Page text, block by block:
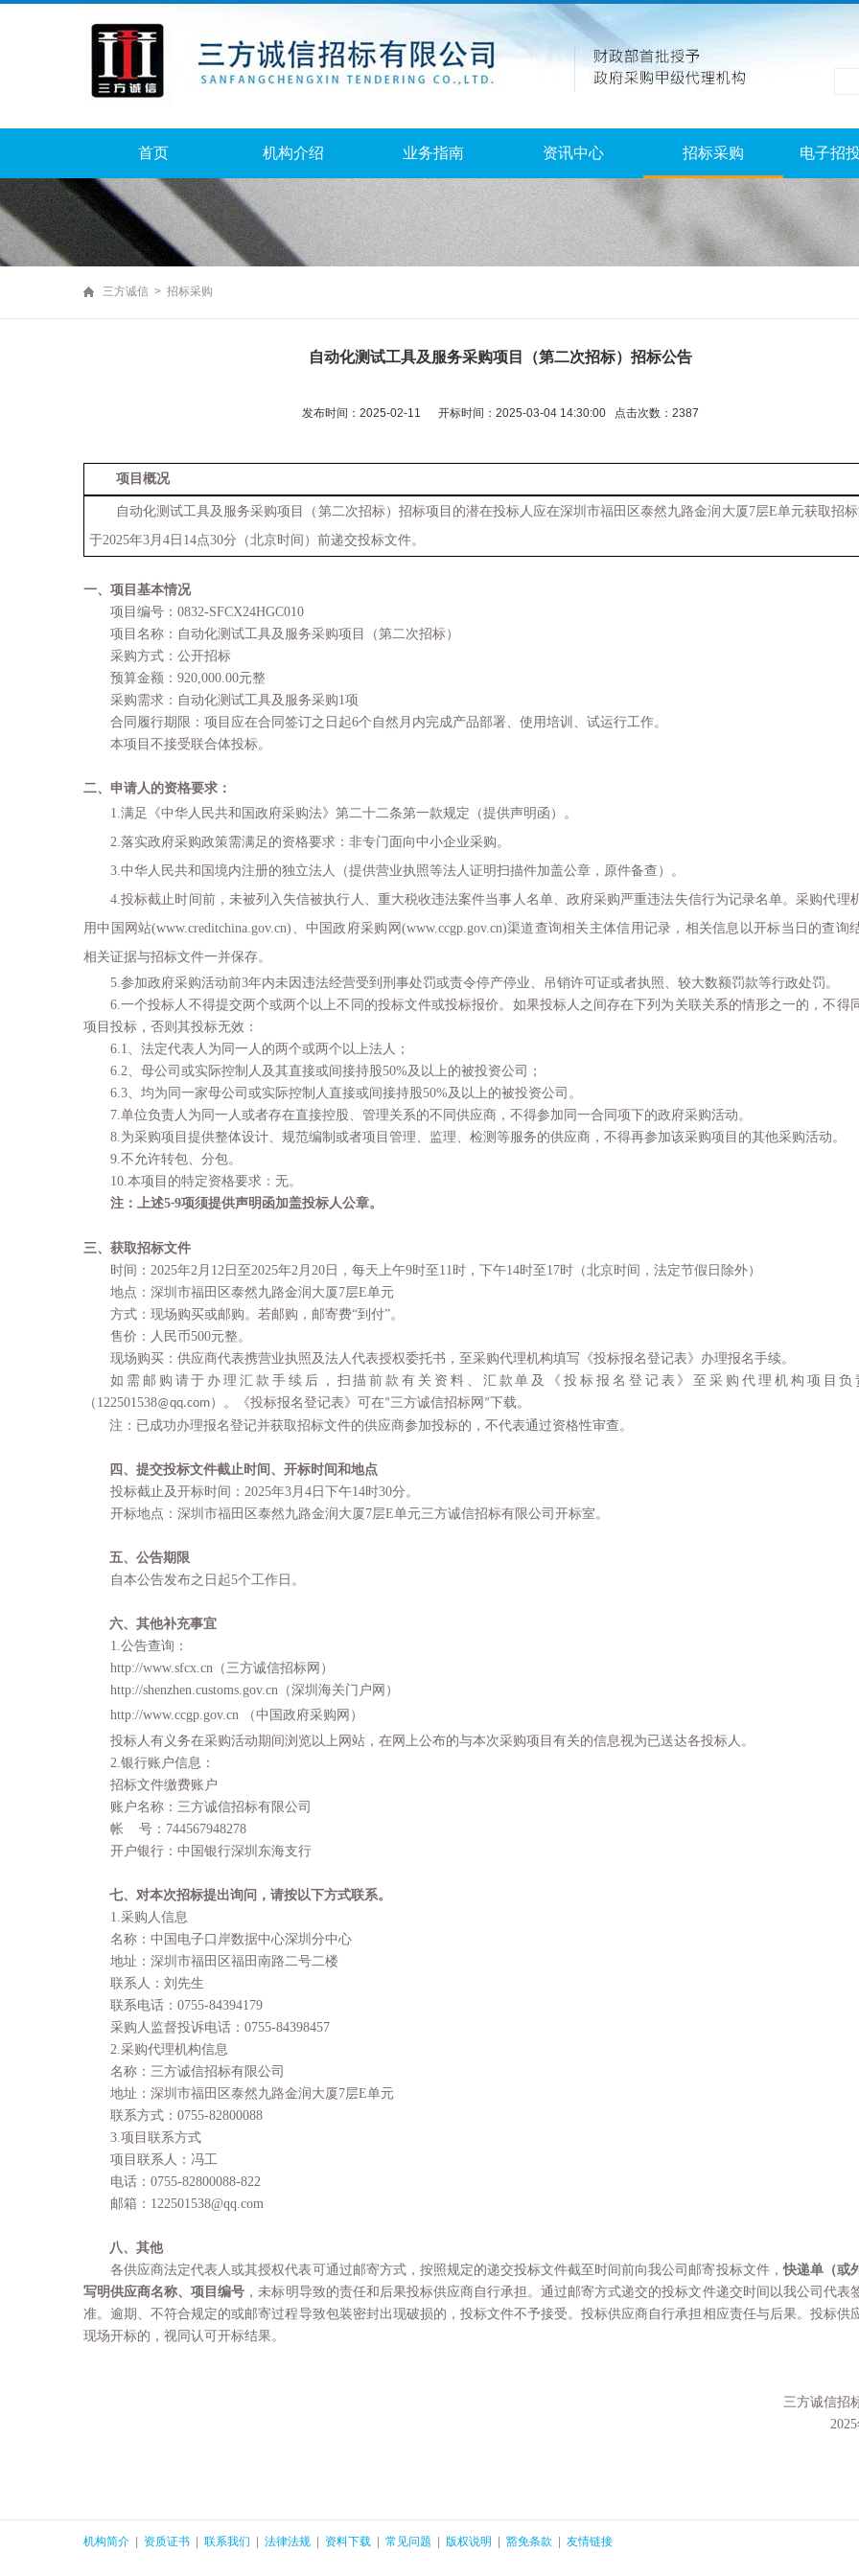
首页 机构介绍 业务指南 资讯中心 招标采购 电子招
三方诚信 > 招标采购
自动化测试工具及服务采购项目（第二次招标）招标公告
发布时间：2025-02-11 开标时间：2025-03-04 14:30:00 点击次数：2387
项目概况
自动化测试工具及服务采购项目（第二次招标） 招标项目的潜在投标人应在深圳市福田区泰然九路金润大厦 7层E单元获取招
于2025年3月 4 日 14点30分（北京时间）前递交投标文件。
一、项目基本情况
项目编号： 0832-SFCX24HGC010
项目名称 ： 自动化测试工具及服务采购项目（第二次招标）
采购方式：公开招标
预算金额： 920,000.00元整
采购需求： 自动化测试工具及服务采购1项
合同履行期限：项目应在合同签订之日起6个自然月内完成产品部署、使用培训、试运行工作。
本项目不接受联合体投标。
二、申请人的资格要求 ：
1.满足《中华人 民共和国政府采购法》第二十二条第一款规定（提供声明函）。
2.落实政府采购政策需满足的资格要求：非专门面向中小企业采购。
3.中华人民共和国境内注册的独立法人（提供营业执照等法人证明扫描件加盖公章，原件备查）。
4.投标截止时间前，未被列入失信被执行人、重大税收违法案件当事人名单、政府采购严重违法失信行为记录名单。采购代理
用中国网站(www.creditchina.gov.cn) 、中国政府采购网 (www.ccgp.gov.cn)渠道查询相关主体信用记录，相关信息以开标当日的查询
相关证据与招标文件一并保存。
5.参加政府采购活动前3年内未因违法经营受到刑事处罚或责令停产停业、吊销许可证或者执照、较大数额罚款等行政处罚。
6.一个投标人不得提交两个或两个以上不同的投标文件或投标报价。如果投标人之间存在下列为关联关系的情形之一的，不得
项目投标，否则其投标无效：
6.1、法定代表人为同一人的两个或两个以上法人；
6.2、母公司或实际控制人及其直接或间接持股50%及以上的被投资公司；
6.3、均为同一家母公司或实际控制人直接或间接持股50%及以上的被投资公司。
7.单位负责人为同一人或者存在直接控股、管理关系的不同供应商，不得参加同一合同项下的政府采购活动。
8.为采购项目提供整体设计、规范编制或者项目管理、监理、检测等服务的供应商，不得再参加该采购项目的其他采购活动。
9.不允许转包、分包。
10.本项目的特定资格要求：无。
注：上述5-9项须提供声明函加盖投标人公章。
三、获取招标文件
时间： 2025年2月 12 日至2025年2月 20 日，每天上午9时至 11时，下午14时至 17时（北京时间，法定节假日除外）
地点：深圳市福田区泰然九路金润大厦 7层E单元
方式：现场购买或邮购。若邮购，邮寄费“到付”。
售价：人民币500元整。
现场购买：供应商代表携营业执照及法人代表授权委托书，至采购代理机构填写《投标报名登记表》办理报名手续。
如需 邮购请于办理汇款手续后，扫描前款有关资料、汇款单及 《投标报名登记表》 至采购代理机构项目负
（ 122501538@qq.com）。《投标报名登记表》可在“三方诚信招标网 ”下载。
注：已成功办理报名登记并获取招标文件的供应商参加投标的，不代表通过资格性审查。
四、提交投标文件截止时间、开标时间和地点
投标截止及开标时间： 2025年3月 4 日下午14时30分。
开标地点：深圳市福田区泰然九路金润大厦 7层E单元三方诚信招标有限公司开标室。
五、公告期限
自本公告发布之日起5个工作日。
六、其他补充事宜
1.公告查询：
http://www.sfcx.cn （三方诚信招标网）
http://shenzhen.customs.gov.cn （深圳海关门户网）
http://www.ccgp.gov.cn
（中国政府采购网）
投标人有义务在采购活动期间浏览以上网站，在网上公布的与本次采购项目有关的信息视为已送达各投标人。
2.银行账户信息：
招标文件缴费账户
账户名称：三方诚信招标有限公司
帐
号： 744567948278
开户银行：中国银行深圳东海支行
七、对本次招标提出询问，请按以下方式联系。
1.采购人信息
名称：中国电子口岸数据中心深圳分中心
地址： 深圳市福田区福田南路二号二楼
联系人：刘先生
联系电话： 0755-84394179
采购人监督投诉电话： 0755-84398457
2.采购代理机构信息
名称：三方诚信招标有限公司
地址：深圳市福田区泰然九路金润大厦 7层E单元
联系方式： 0755-82800088
3.项目联系方式
项目联系人：冯工
电话： 0755-82800088-822
邮箱： 122501538@qq.com
八、其他
各供应商法定代表人或其授权代表可通过邮寄方式，按照规定的递交投标文件截至时间前向我公司邮寄投标文件，快递单（或
写明供应商名称、项目编号 ，未标明导致的责任和后果投标供应商自行承担。通过邮寄方式递交的投标文件递交时间以我公司代表
准。逾期、不符合规定的或邮寄过程导致包装密封出现破损的，投标文件不予接受。投标供应商自行承担相应责任与后果。投标供
现场开标的，视同认可开标结果。
三方诚信招
2025
机构简介 资质证书 联系我们 法律法规 资料下载 常见问题 版权说明 豁免条款 友情链接